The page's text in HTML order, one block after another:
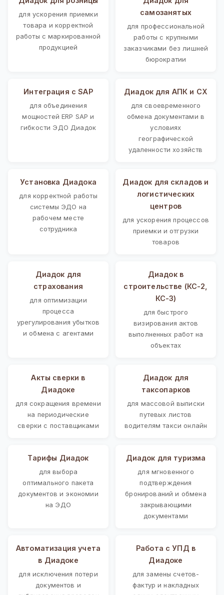
для ускорения приемки
товара и корректной
работы с маркированной
продукцией
самозанятых
для профессиональной
работы с крупными
заказчиками без лишней
бюрократии
Интеграция с SAP
для объединения
мощностей ERP SAP и
гибкости ЭДО Диадок
Диадок для АПК и СХ
для своевременного
обмена документами в
условиях
географической
удаленности хозяйств
Установка Диадока
для корректной работы
системы ЭДО на
рабочем месте
сотрудника
Диадок для складов и
логистических
центров
для ускорения процессов
приемки и отгрузки
товаров
Диадок для
страхования
для оптимизации
процесса
урегулирования убытков
и обмена с агентами
Диадок в
строительстве (КС-2,
КС-3)
для быстрого
визирования актов
выполненных работ на
объектах
Акты сверки в
Диадоке
для сокращения времени
на периодические
сверки с поставщиками
Диадок для
таксопарков
для массовой выписки
путевых листов
водителям такси онлайн
Тарифы Диадок
для выбора
оптимального пакета
документов и экономии
на ЭДО
Диадок для туризма
для мгновенного
подтверждения
бронирований и обмена
закрывающими
документами
Автоматизация учета
в Диадоке
для исключения потери
документов и
Работа с УПД в
Диадоке
для замены счетов-
фактур и накладных